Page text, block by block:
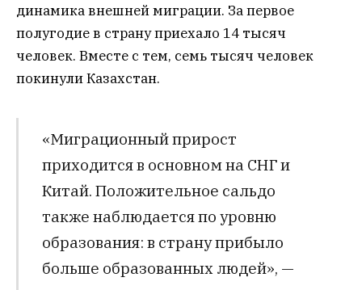
динамика внешней миграции. За первое
полугодие в страну приехало 14 тысяч
человек. Вместе с тем, семь тысяч человек
покинули Казахстан.
«Миграционный прирост
приходится в основном на СНГ и
Китай. Положительное сальдо
также наблюдается по уровню
образования: в страну прибыло
больше образованных людей», —